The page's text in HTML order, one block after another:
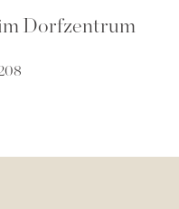
Dorfzentrum